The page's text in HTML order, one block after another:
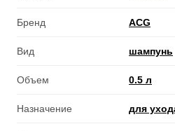
Бренд ACG
Вид шампунь
Объем 0.5 л
Назначение для